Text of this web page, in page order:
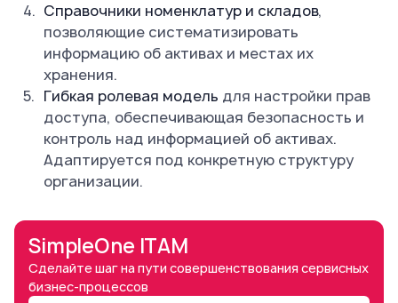
Справочники номенклатур и складов,
позволяющие систематизировать
информацию об активах и местах их
хранения.
Гибкая ролевая модель для настройки прав
доступа, обеспечивающая безопасность и
контроль над информацией об активах.
Адаптируется под конкретную структуру
организации.
SimpleOne ITAM
Сделайте шаг на пути совершенствования сервисных
бизнес-процессов